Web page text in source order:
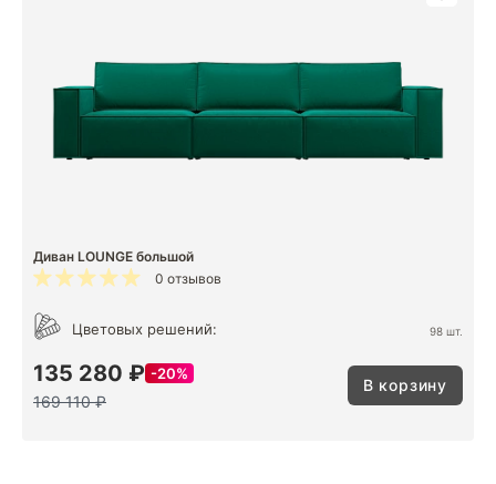
Диван LOUNGE большой
0 отзывов
Цветовых решений: 98 шт.
135 280 ₽ 20%
169 110 ₽
В корзину